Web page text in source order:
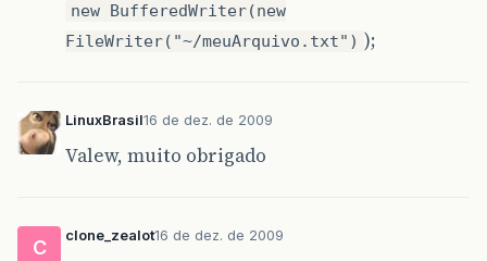
new BufferedWriter(new
FileWriter("~/meuArquivo.txt") );
LinuxBrasil16 de dez. de 2009
Valew, muito obrigado
C
clone_zealot16 de dez. de 2009